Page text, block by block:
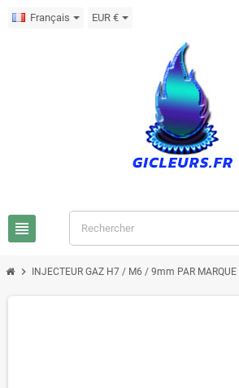
Français EUR €
view_headline
chevron_right INJECTEUR GAZ H7 / M6 / 9mm PAR MARQUE